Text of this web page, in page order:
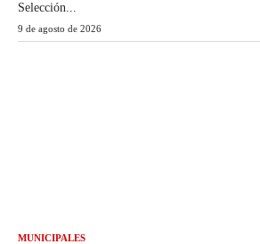
Selección...
9 de agosto de 2026
MUNICIPALES